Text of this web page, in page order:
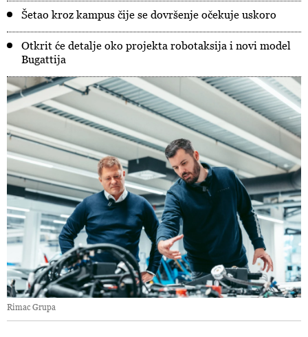
Šetao kroz kampus čije se dovršenje očekuje uskoro
Otkrit će detalje oko projekta robotaksija i novi model
Bugattija
Rimac Grupa